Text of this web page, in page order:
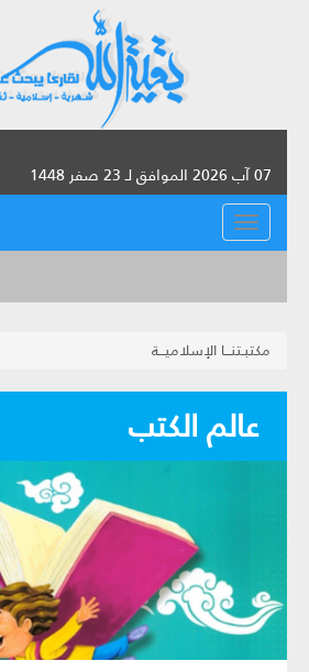
07 آب 2026 الموافق لـ 23 صفر 1448
القائمة
مكتبـتنـــا الإسلاميـــة
عالم الكتب